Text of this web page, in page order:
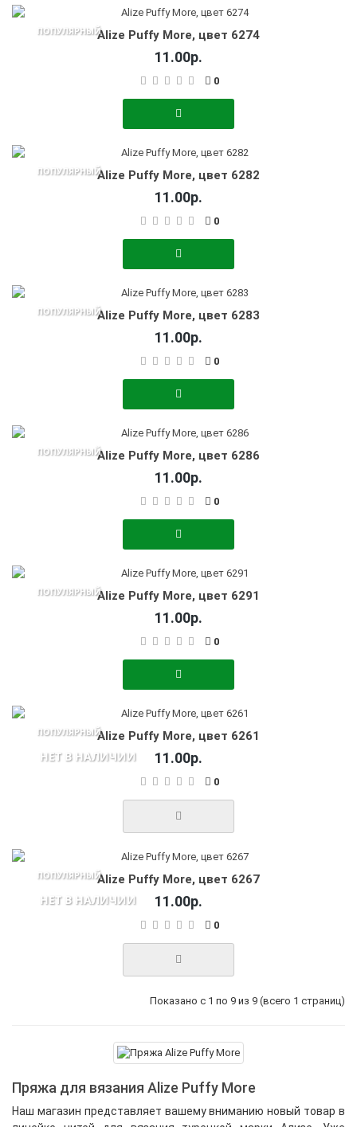
ПОПУЛЯРНЫЙAlize Puffy More, цвет 6274
11.00р.
0
ПОПУЛЯРНЫЙAlize Puffy More, цвет 6282
11.00р.
0
ПОПУЛЯРНЫЙAlize Puffy More, цвет 6283
11.00р.
0
ПОПУЛЯРНЫЙAlize Puffy More, цвет 6286
11.00р.
0
ПОПУЛЯРНЫЙAlize Puffy More, цвет 6291
11.00р.
0
ПОПУЛЯРНЫЙ
НЕТ В НАЛИЧИИ
Alize Puffy More, цвет 6261
11.00р.
0
ПОПУЛЯРНЫЙ
НЕТ В НАЛИЧИИ
Alize Puffy More, цвет 6267
11.00р.
0
Показано с 1 по 9 из 9 (всего 1 страниц)
Пряжа для вязания Alize Puffy More
Наш магазин представляет вашему вниманию новый товар в